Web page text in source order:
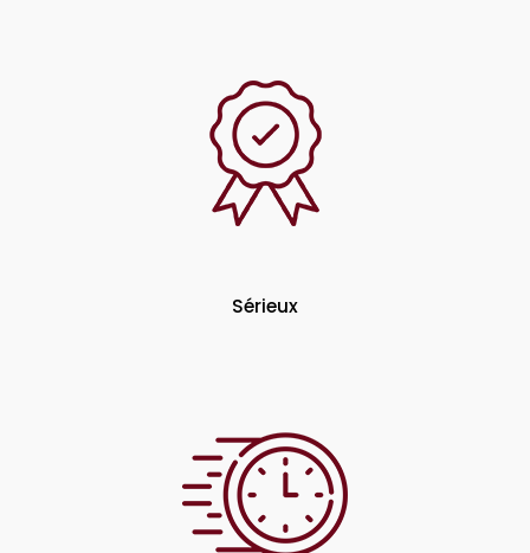
Sérieux